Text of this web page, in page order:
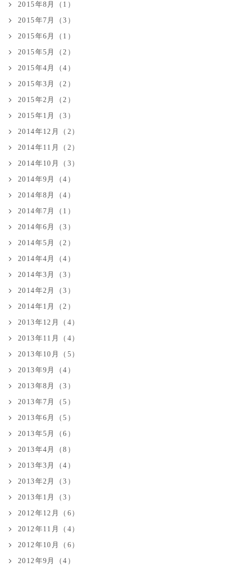
2015年8月（1）
2015年7月（3）
2015年6月（1）
2015年5月（2）
2015年4月（4）
2015年3月（2）
2015年2月（2）
2015年1月（3）
2014年12月（2）
2014年11月（2）
2014年10月（3）
2014年9月（4）
2014年8月（4）
2014年7月（1）
2014年6月（3）
2014年5月（2）
2014年4月（4）
2014年3月（3）
2014年2月（3）
2014年1月（2）
2013年12月（4）
2013年11月（4）
2013年10月（5）
2013年9月（4）
2013年8月（3）
2013年7月（5）
2013年6月（5）
2013年5月（6）
2013年4月（8）
2013年3月（4）
2013年2月（3）
2013年1月（3）
2012年12月（6）
2012年11月（4）
2012年10月（6）
2012年9月（4）